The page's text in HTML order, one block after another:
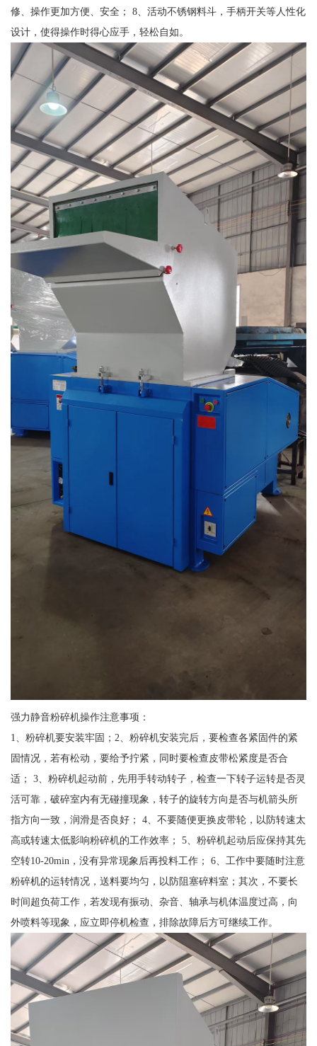
修、操作更加方便、安全； 8、活动不锈钢料斗，手柄开关等人性化
设计，使得操作时得心应手，轻松自如。
强力静音粉碎机操作注意事项：
1、粉碎机要安装牢固；2、粉碎机安装完后，要检查各紧固件的紧
固情况，若有松动，要给予拧紧，同时要检查皮带松紧度是否合
适； 3、粉碎机起动前，先用手转动转子，检查一下转子运转是否灵
活可靠，破碎室内有无碰撞现象，转子的旋转方向是否与机箭头所
指方向一致，润滑是否良好； 4、不要随便更换皮带轮，以防转速太
高或转速太低影响粉碎机的工作效率； 5、粉碎机起动后应保持其先
空转10-20min，没有异常现象后再投料工作； 6、工作中要随时注意
粉碎机的运转情况，送料要均匀，以防阻塞碎料室；其次，不要长
时间超负荷工作，若发现有振动、杂音、轴承与机体温度过高，向
外喷料等现象，应立即停机检查，排除故障后方可继续工作。